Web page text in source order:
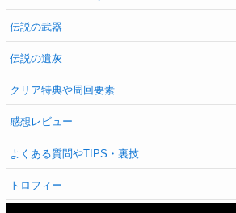
伝説の武器
伝説の遺灰
クリア特典や周回要素
感想レビュー
よくある質問やTIPS・裏技
トロフィー